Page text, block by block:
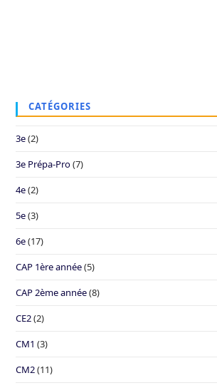
CATÉGORIES
3e(2)
3e Prépa-Pro(7)
4e(2)
5e(3)
6e(17)
CAP 1ère année(5)
CAP 2ème année(8)
CE2(2)
CM1 (3)
CM2(11)